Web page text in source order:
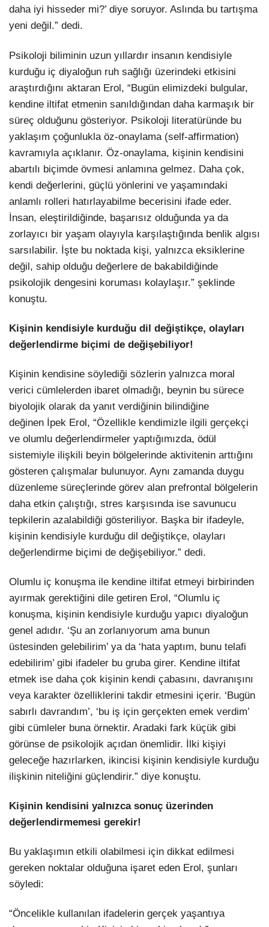
daha iyi hisseder mi?’ diye soruyor. Aslında bu tartışma
yeni değil.” dedi.
Psikoloji biliminin uzun yıllardır insanın kendisiyle
kurduğu iç diyaloğun ruh sağlığı üzerindeki etkisini
araştırdığını aktaran Erol, “Bugün elimizdeki bulgular,
kendine iltifat etmenin sanıldığından daha karmaşık bir
süreç olduğunu gösteriyor. Psikoloji literatüründe bu
yaklaşım çoğunlukla öz-onaylama (self-affirmation)
kavramıyla açıklanır. Öz-onaylama, kişinin kendisini
abartılı biçimde övmesi anlamına gelmez. Daha çok,
kendi değerlerini, güçlü yönlerini ve yaşamındaki
anlamlı rolleri hatırlayabilme becerisini ifade eder.
İnsan, eleştirildiğinde, başarısız olduğunda ya da
zorlayıcı bir yaşam olayıyla karşılaştığında benlik algısı
sarsılabilir. İşte bu noktada kişi, yalnızca eksiklerine
değil, sahip olduğu değerlere de bakabildiğinde
psikolojik dengesini koruması kolaylaşır.” şeklinde
konuştu.
Kişinin kendisiyle kurduğu dil değiştikçe, olayları
değerlendirme biçimi de değişebiliyor!
Kişinin kendisine söylediği sözlerin yalnızca moral
verici cümlelerden ibaret olmadığı, beynin bu sürece
biyolojik olarak da yanıt verdiğinin bilindiğine
değinen İpek Erol, “Özellikle kendimizle ilgili gerçekçi
ve olumlu değerlendirmeler yaptığımızda, ödül
sistemiyle ilişkili beyin bölgelerinde aktivitenin arttığını
gösteren çalışmalar bulunuyor. Aynı zamanda duygu
düzenleme süreçlerinde görev alan prefrontal bölgelerin
daha etkin çalıştığı, stres karşısında ise savunucu
tepkilerin azalabildiği gösteriliyor. Başka bir ifadeyle,
kişinin kendisiyle kurduğu dil değiştikçe, olayları
değerlendirme biçimi de değişebiliyor.” dedi.
Olumlu iç konuşma ile kendine iltifat etmeyi birbirinden
ayırmak gerektiğini dile getiren Erol, “Olumlu iç
konuşma, kişinin kendisiyle kurduğu yapıcı diyaloğun
genel adıdır. ‘Şu an zorlanıyorum ama bunun
üstesinden gelebilirim’ ya da ‘hata yaptım, bunu telafi
edebilirim’ gibi ifadeler bu gruba girer. Kendine iltifat
etmek ise daha çok kişinin kendi çabasını, davranışını
veya karakter özelliklerini takdir etmesini içerir. ‘Bugün
sabırlı davrandım’, ‘bu iş için gerçekten emek verdim’
gibi cümleler buna örnektir. Aradaki fark küçük gibi
görünse de psikolojik açıdan önemlidir. İlki kişiyi
geleceğe hazırlarken, ikincisi kişinin kendisiyle kurduğu
ilişkinin niteliğini güçlendirir.” diye konuştu.
Kişinin kendisini yalnızca sonuç üzerinden
değerlendirmemesi gerekir!
Bu yaklaşımın etkili olabilmesi için dikkat edilmesi
gereken noktalar olduğuna işaret eden Erol, şunları
söyledi:
“Öncelikle kullanılan ifadelerin gerçek yaşantıya